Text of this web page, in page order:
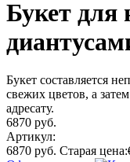
Букет для
Букет составляется
свежих цветов, а
адресату.
6870 руб.
Артикул:
6870 руб. Старая цена: